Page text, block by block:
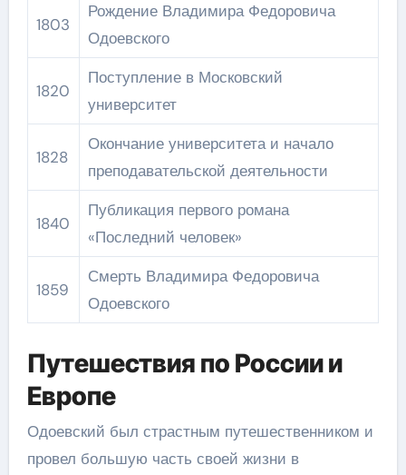
1803
Рождение Владимира Федоровича
Одоевского
1820
Поступление в Московский
университет
1828
Окончание университета и начало
преподавательской деятельности
1840
Публикация первого романа
«Последний человек»
1859
Смерть Владимира Федоровича
Одоевского
Путешествия по России и
Европе
Одоевский был страстным путешественником и
провел большую часть своей жизни в